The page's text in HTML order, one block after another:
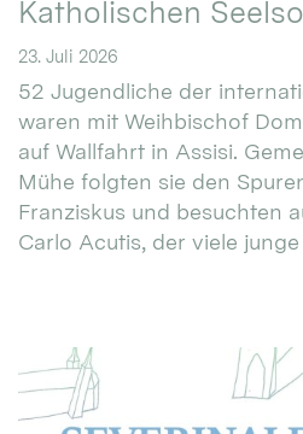
Katholischen
23. Juli 2026
52 Jugendliche der
waren mit Weihbischof
auf Wallfahrt in Assisi.
Mühe folgten sie den
Franziskus und besuchten
Carlo Acutis, der viele